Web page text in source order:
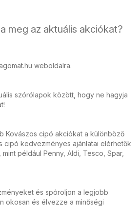
meg az aktuális akciókat?
weboldalra.
szórólapok között, hogy ne hagyja
Kovászos cipó akciókat a különböző
cipó kedvezményes ajánlatai elérhetők
például Penny, Aldi, Tesco, Spar,
és spóroljon a legjobb
okosan és élvezze a minőségi